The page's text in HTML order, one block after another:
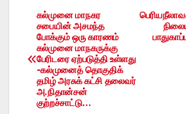
Post
navigation
கல்முனை மாநகர
சபையின் அசமந்த
போக்கும் ஒரு காரணம்
கல்முனை மாநகருக்கு
பேரிடரை ஏற்படுத்தி உள்ளது
-கல்முனைத் தொகுதிக்
தமிழ் அரசுக் கட்சி தலைவர்
அ.நிதான்சன்
குற்றச்சாட்டு…